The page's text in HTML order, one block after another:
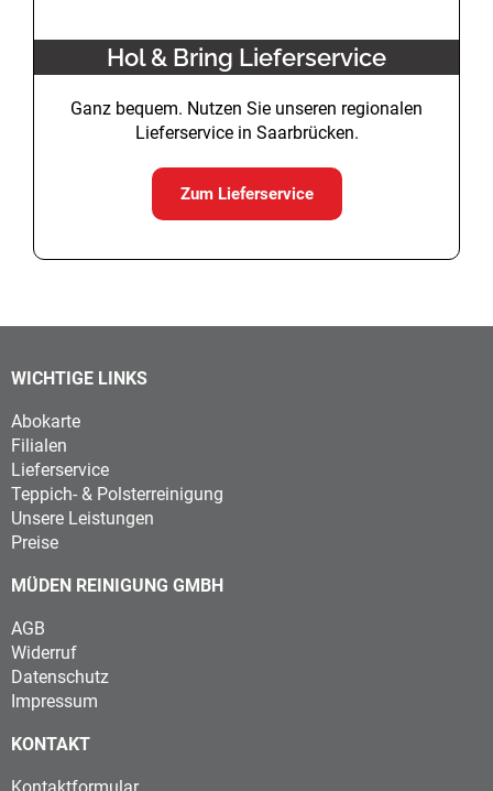
Hol & Bring Lieferservice
Ganz bequem. Nutzen Sie unseren regionalen
Lieferservice in Saarbrücken.
Zum Lieferservice
WICHTIGE LINKS
Abokarte
Filialen
Lieferservice
Teppich- & Polsterreinigung
Unsere Leistungen
Preise
MÜDEN REINIGUNG GMBH
AGB
Widerruf
Datenschutz
Impressum
KONTAKT